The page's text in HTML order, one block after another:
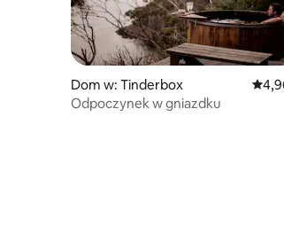
Dom w: Tinderbox
Odpoczynek w gniazdku